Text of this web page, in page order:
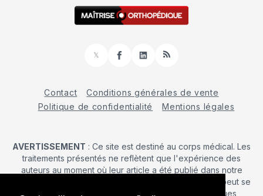
𝕏
FacebookLinkedInRSS
Contact
Conditions générales de vente
Politique de confidentialité
Mentions légales
AVERTISSEMENT : Ce site est destiné au corps médical. Les
traitements présentés ne reflètent que l'expérience des
auteurs au moment où leur article a été publié dans notre
journal. La décision d’une intervention chirurgicale ne peut se
prendre qu'après un examen clinique. Les techniques